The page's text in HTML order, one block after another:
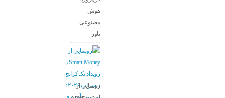
هوش
مصنوعی
ناور
رونمایی از